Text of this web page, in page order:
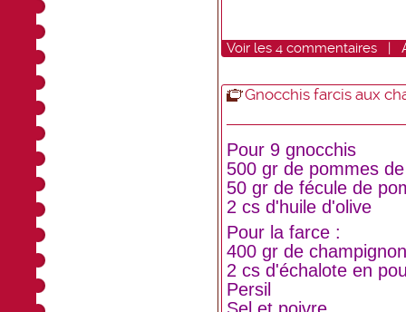
Voir les 4 commentaires |
Gnocchis farcis aux
Pour 9 gnocchis
500 gr de pommes
50 gr de fécule de
2 cs d'huile d'olive
Pour la farce :
400 gr de
2 cs d'échalote en
Persil